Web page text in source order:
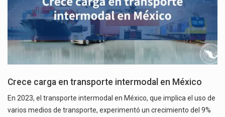
Crece carga en transporte intermodal en México
En 2023, el transporte intermodal en México, que implica el uso de
varios medios de transporte, experimentó un crecimiento del 9%